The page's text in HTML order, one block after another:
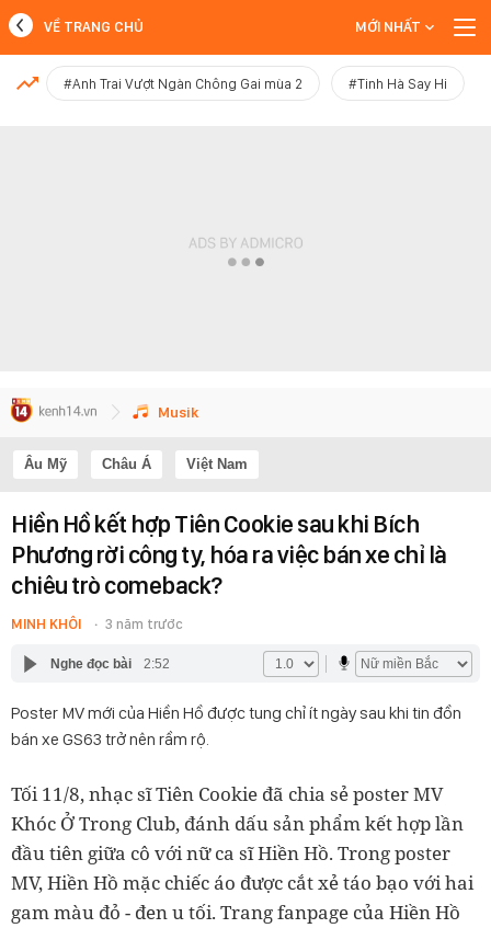
MỚI NHẤT
VỀ TRANG CHỦ MỚI NHẤT
#Anh Trai Vượt Ngàn Chông Gai mùa 2 #Tinh Hà Say Hi
Musik
Âu Mỹ Châu Á Việt Nam
Hiền Hồ kết hợp Tiên Cookie sau khi Bích
Phương rời công ty, hóa ra việc bán xe chỉ là
chiêu trò comeback?
MINH KHÔI 3 năm trước
Nghe đọc bài 2:52
Poster MV mới của Hiền Hồ được tung chỉ ít ngày sau khi tin đồn
bán xe GS63 trở nên rầm rộ.
Tối 11/8, nhạc sĩ Tiên Cookie đã chia sẻ poster MV
Khóc Ở Trong Club, đánh dấu sản phẩm kết hợp lần
đầu tiên giữa cô với nữ ca sĩ Hiền Hồ. Trong poster
MV, Hiền Hồ mặc chiếc áo được cắt xẻ táo bạo với hai
gam màu đỏ - đen u tối. Trang fanpage của Hiền Hồ